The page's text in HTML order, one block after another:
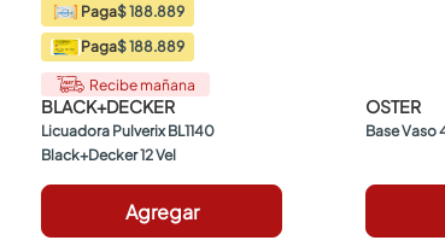
Paga$ 188.889
Paga$ 188.889
Recibe mañana
BLACK+DECKER
Licuadora Pulverix BL1140
Black+Decker 12 Vel
Agregar
OSTER
Base Vaso